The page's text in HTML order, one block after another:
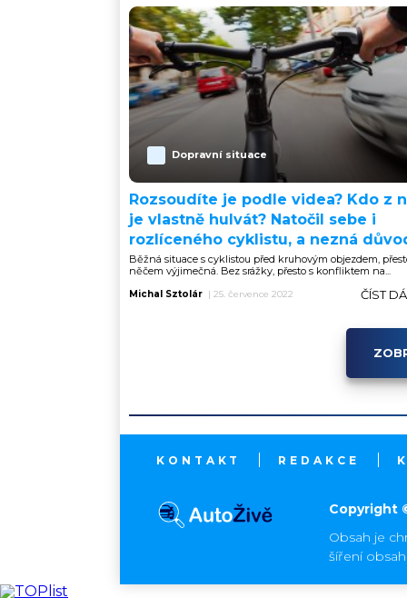
Dopravní situace
Rozsoudíte je podle videa? Kdo z
je vlastně hulvát? Natočil sebe i
rozlíceného cyklistu, a nezná
Běžná situace s cyklistou před kruhovým objezdem,
něčem výjimečná. Bez srážky, přesto s konfliktem na...
Michal Sztolár | 25. července 2022 ČÍST
KONTAKT REDAKCE
Copyright
Obsah je
šíření